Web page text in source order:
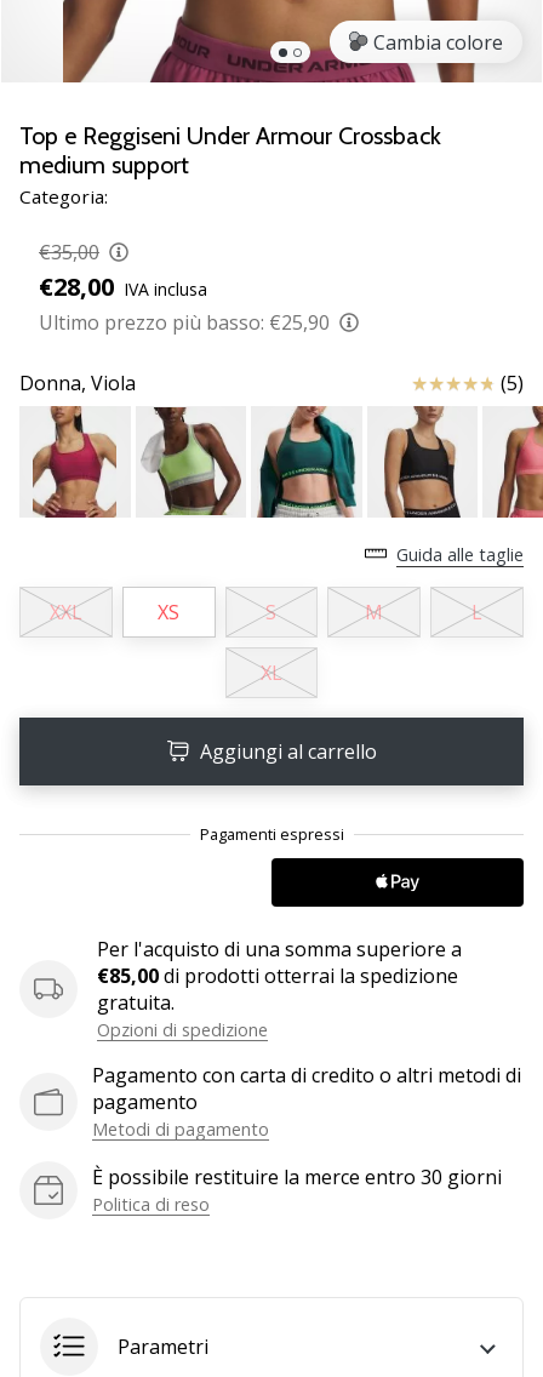
Scopri
nuove
da
pallamano
PUMA
Accelerate
SQD
5!
Conosci
tecnici
valuta
se
vale
25. 11. 2024
•
Tempo di lettura: 1 min.
ambassador
fanatico
dell'handball
Unisciti
a
noi
Brand
Ambassador.
Mostra
tutti gli
articoli
Cambia colore
Top e Reggiseni Under Armour Crossback
medium support
Categoria:
€35,00
€28,00 IVA inclusa
Ultimo prezzo più basso: €25,90
Donna, Viola Recensioni(5)
Guida alle taglie
XXL XS S M L
XL
Aggiungi al carrello
Per l'acquisto di una somma superiore a
€85,00di prodotti otterrai la spedizione
gratuita.
Opzioni di spedizione
Pagamento con carta di credito o altri metodi di
pagamento
Metodi di pagamento
È possibile restituire la merce entro 30 giorni
Politica di reso
Parametri